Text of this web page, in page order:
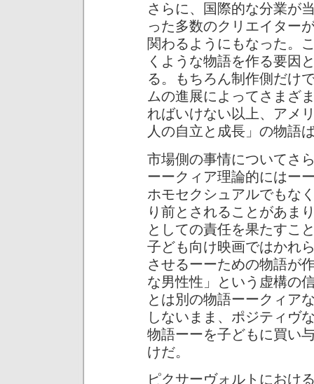
さらに、国際的な分業が
った多数のクリエイター
関わるようにもなった。
くような物語を作る要因
る。もちろん制作側だけ
ムの進展によってさまざ
ればいけない以上、アメ
人の自立と成長」の物語
市場側の事情についてさ
ーークィア理論的にはー
ホモセクシュアルでもな
り前とされることがあま
としての責任を果たすこ
子ども向け映画ではかれ
させるーーための物語が
な男性性」という虚構の
とは別の物語ーークィア
しないまま、ポジティヴ
物語ーーを子どもに買い
けだ。
ピクサーヴォルトにおけ